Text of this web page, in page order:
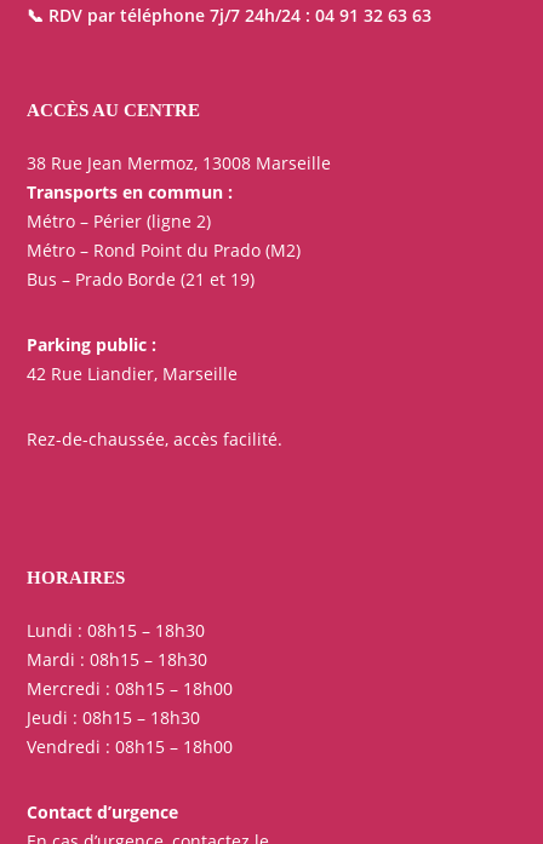
📞 RDV par téléphone 7j/7 24h/24 : 04 91 32 63 63
ACCÈS AU CENTRE
38 Rue Jean Mermoz, 13008 Marseille
Transports en commun :
Métro – Périer (ligne 2)
Métro – Rond Point du Prado (M2)
Bus – Prado Borde (21 et 19)
Parking public :
42 Rue Liandier, Marseille
Rez-de-chaussée, accès facilité.
HORAIRES
Lundi : 08h15 – 18h30
Mardi : 08h15 – 18h30
Mercredi : 08h15 – 18h00
Jeudi : 08h15 – 18h30
Vendredi : 08h15 – 18h00
Contact d’urgence